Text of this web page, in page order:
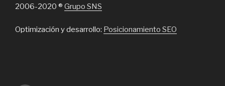
almacenaje”
2006-2020 ® Grupo SNS
Optimización y desarrollo: Posicionamiento SEO